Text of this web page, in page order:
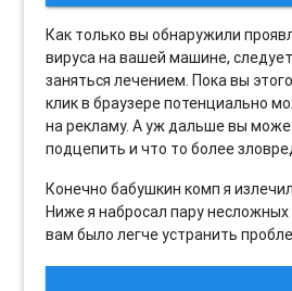
Как только вы обнаружили
вируса на вашей машине,
заняться лечением. Пока вы
клик в браузере потенциально
на рекламу. А уж дальше вы
подцепить и что то более
Конечно бабушкин комп я
Ниже я набросал пару
вам было легче устранить